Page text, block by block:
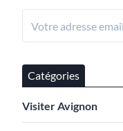
Catégories
Visiter Avignon